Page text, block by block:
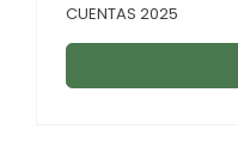
CUENTAS 2025